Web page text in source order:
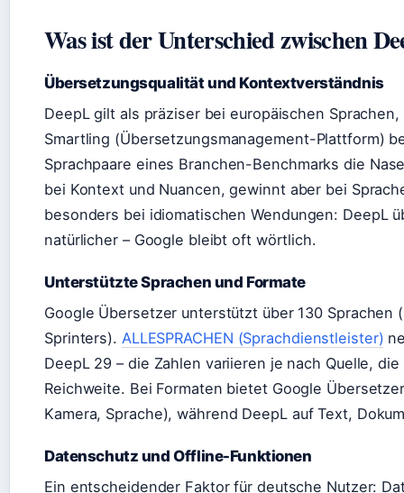
Was ist der Unterschied zwischen
Übersetzungsqualität und Kontextverständnis
DeepL gilt als präziser bei europäischen
Smartling (Übersetzungsmanagement-Plattform)
Sprachpaare eines Branchen-Benchmarks die
bei Kontext und Nuancen, gewinnt aber bei
besonders bei idiomatischen Wendungen: DeepL
natürlicher – Google bleibt oft wörtlich.
Unterstützte Sprachen und Formate
Google Übersetzer unterstützt über 130 Sprachen
Sprinters). ALLESPRACHEN (Sprachdienstleister)
DeepL 29 – die Zahlen variieren je nach Quelle,
Reichweite. Bei Formaten bietet Google
Kamera, Sprache), während DeepL auf Text,
Datenschutz und Offline-Funktionen
Ein entscheidender Faktor für deutsche Nutzer: